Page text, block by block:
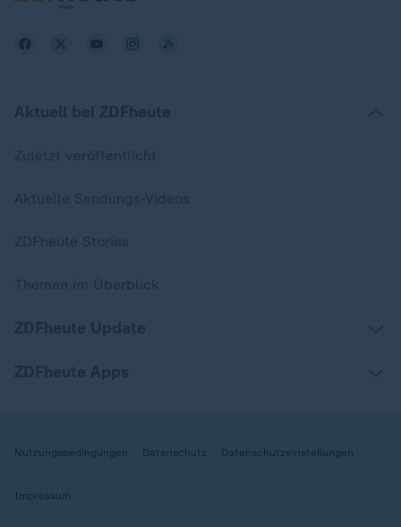
Nutzungsbedingungen Datenschutz Datenschutzeinstellungen
Impressum